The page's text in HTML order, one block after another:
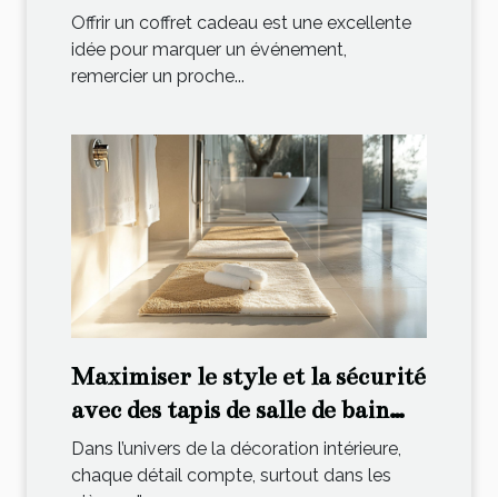
occasions ?
Offrir un coffret cadeau est une excellente
idée pour marquer un événement,
remercier un proche...
Maximiser le style et la sécurité
avec des tapis de salle de bain
sophistiqués
Dans l’univers de la décoration intérieure,
chaque détail compte, surtout dans les